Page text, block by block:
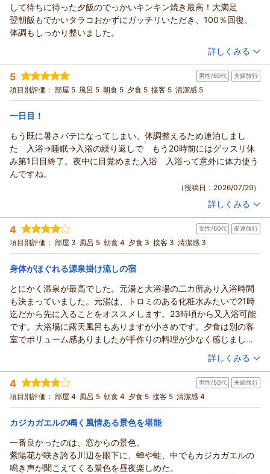
して待ちに待った夕飯のでっかいキンキン焼き最高！大満足
翌朝飯もでかいタラコおかずにガッチリいただき、100％回復、
体調もしっかり整いました。
（投稿日：2026/07/29）
宿泊時期： 2026年07月宿泊 (夫婦旅行)
投稿者： マーチャンさん
宿泊プラン： 【秋田得旅】【限定3組】吉次と純米酒で味わう贅沢夕食プラ
ン
ツイン 朝・夕 夕/個室利用
宿泊価格帯：
詳しくみる
5 男性/60代 夫婦旅行
項目別評価： 部屋 5 風呂 5 朝食 5 夕食 5 接客 5 清潔感 5
一日目！
もう既に暑さバテになってしまい、体調整えるため連泊しまし
た 入浴→睡眠→入浴の繰り返しで もう20時前にはグッスリ休
み第1日目終了。夜中に目覚めまた入浴 入浴って意外に体力使う
んですね。
（投稿日：2026/07/29）
投稿者： マーチャンさん(男性/60代)
宿泊プラン： 【秋田得旅】【迷ったらコレ】名湯と秋田の味覚／スタンダー
ドプラン
ツイン 朝・夕 夕/個室利用
宿泊価格帯： 12,001～13,000円(大人一人あたり/税込)
詳しくみる
4 女性/60代 友達旅行
項目別評価： 部屋 3 風呂 5 朝食 4 夕食 3 接客 3 清潔感 3
身体がほぐれる源泉掛け流しの宿
とにかく温泉が最高でした。元湯と大浴場の二カ所あり入浴時間
も決まっていました。元湯は、トロミのある化粧水みたいで21時
迄だから先に入ることをオススメします。23時頃から又入浴可能
です。大浴場に露天風呂もありますが小さめです。夕食は別の客
室でボリューム感ありましたが手作りの料理が少なく感じまし
た。鰻は残念な味でした。朝食は会場で満足しました。温泉は、
湯冷めしない身体の芯から温まるいい湯でそのうち日帰りで又源
泉掛け流しの湯に入りたいと思います。
（投稿日：2026/07/26）
宿泊時期： 2026年07月宿泊 (友達旅行)
投稿者： かよさん(女性/60代)
宿泊プラン： 【秋田得旅】【ちょい贅沢】料理長おまかせ和膳／特別2食付
和室 朝・夕 夕/個室利用
宿泊価格帯： 13,001～14,000円(大人一人あたり/税込)
詳しくみる
4 男性/50代 夫婦旅行
項目別評価： 部屋 4 風呂 5 朝食 4 夕食 5 接客 5 清潔感 4
カジカガエルの鳴く風情ある景色を堪能
一番良かったのは、窓からの景色。
紫陽花が咲き誇る川辺を眼下に、蝉や蛙、中でもカジカガエルの
鳴き声が聞こえてくる景色を昼夜楽しめた。